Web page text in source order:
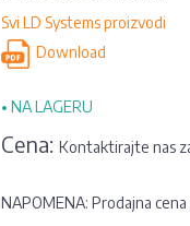
Svi LD Systems proizvodi
Download
• NA LAGERU
Cena: Kontaktirajte nas
NAPOMENA: Prodajna